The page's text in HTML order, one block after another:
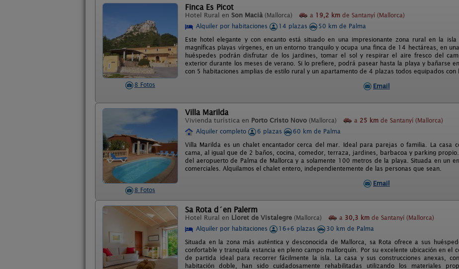
8 Fotos
Finca Es Picot
Hotel Rural en Son Macià (Mallorca) a 19,2 km de Santanyí (Mallorca)
Alquiler por habitaciones
14 plazas
50 km de Palma
Este hotel elegante y con encanto está situado en una impresionante zona rural en la
magníficas playas vírgenes, en un entorno tranquilo y ocupa una finca de 14 hectáreas, en
huéspedes podrán disfrutar de los jardines, tomar el sol y respirar el aire fresco del
exterior durante los meses de verano. Si lo prefiere, podrá pasear hasta la playa y bañarse
con 5 habitaciones amplias de estilo rural y un apartamento de 4 plazas todos equipados con
Email
8 Fotos
Villa Marilda
Vivienda turística en Porto Cristo Novo (Mallorca) a 25 km de Santanyí (Mallorca)
Alquiler completo
6 plazas
60 km de Palma
Villa Marilda es un chalet encantador cerca del mar. Ideal para parejas o familia. La casa
cama, al igual que de 2 baños, cocina, comedor, terraza, jardines, barbacoa y parking
del aeropuerto de Palma de Mallorca y a solamente 100 metros de la playa. Situada en un
comerciales. Alquilamos el chalet entero, independientemente de las personas que sean.
Email
Sa Rota d´en Palerm
Hotel Rural en Lloret de Vistalegre (Mallorca) a 30,3 km de Santanyí (Mallorca)
Alquiler por habitaciones
16+6 plazas
30 km de Palma
Situada en la zona más auténtica y desconocida de Mallorca, sa Rota ofrece a sus
confortable y tranquila estancia en pleno campo mallorquín. Por su excelente ubicación en el
de partida ideal para recorrer fácilmente la isla. La casa y sus construcciones anexas,
habitación doble, han sido cuidadosamente rehabilitadas utilizando los materiales